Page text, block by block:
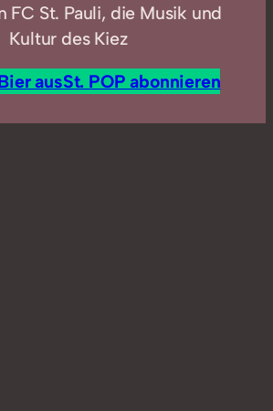
FC St. Pauli, die Musik und
Kultur des Kiez
ausSt. POP abonnieren